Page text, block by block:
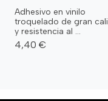
Adhesivo en vinilo
troquelado de gran
y resistencia al ...
4,40 €